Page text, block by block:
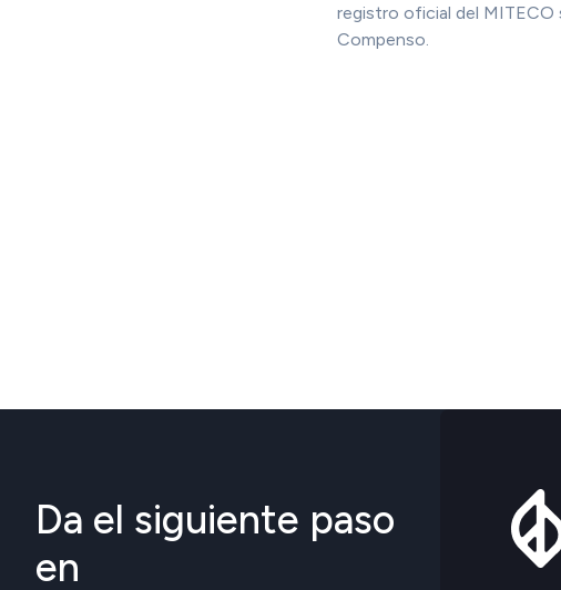
registro oficial del
Compenso.
Da el siguiente paso
en